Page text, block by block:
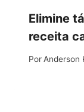
Elimine
receita
PorAnderson